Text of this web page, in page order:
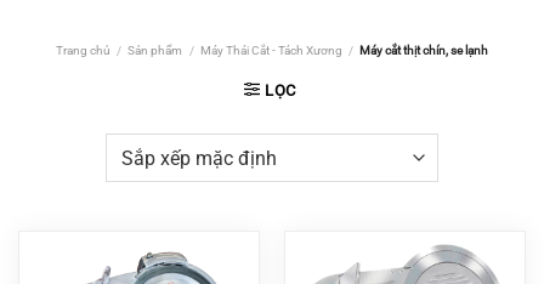
Trang chủ / Sản phẩm / Máy Thái Cắt - Tách Xương / Máy cắt thịt chín, se lạnh
LỌC